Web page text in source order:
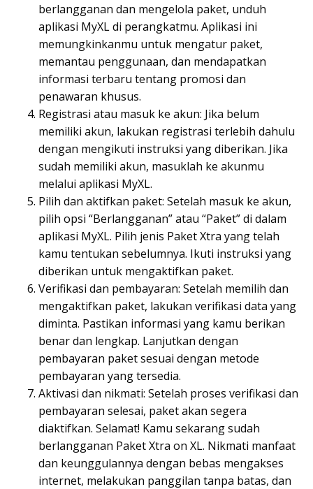
berlangganan dan mengelola paket, unduh
aplikasi MyXL di perangkatmu. Aplikasi ini
memungkinkanmu untuk mengatur paket,
memantau penggunaan, dan mendapatkan
informasi terbaru tentang promosi dan
penawaran khusus.
Registrasi atau masuk ke akun: Jika belum
memiliki akun, lakukan registrasi terlebih dahulu
dengan mengikuti instruksi yang diberikan. Jika
sudah memiliki akun, masuklah ke akunmu
melalui aplikasi MyXL.
Pilih dan aktifkan paket: Setelah masuk ke akun,
pilih opsi “Berlangganan” atau “Paket” di dalam
aplikasi MyXL. Pilih jenis Paket Xtra yang telah
kamu tentukan sebelumnya. Ikuti instruksi yang
diberikan untuk mengaktifkan paket.
Verifikasi dan pembayaran: Setelah memilih dan
mengaktifkan paket, lakukan verifikasi data yang
diminta. Pastikan informasi yang kamu berikan
benar dan lengkap. Lanjutkan dengan
pembayaran paket sesuai dengan metode
pembayaran yang tersedia.
Aktivasi dan nikmati: Setelah proses verifikasi dan
pembayaran selesai, paket akan segera
diaktifkan. Selamat! Kamu sekarang sudah
berlangganan Paket Xtra on XL. Nikmati manfaat
dan keunggulannya dengan bebas mengakses
internet, melakukan panggilan tanpa batas, dan